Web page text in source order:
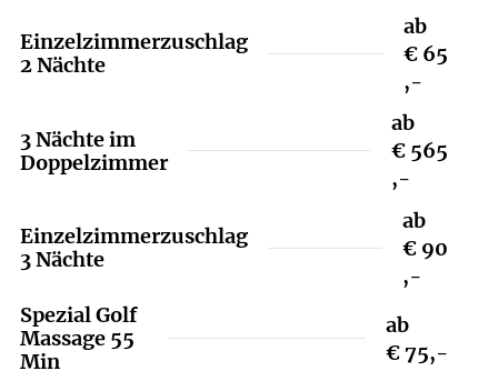
Einzelzimmerzuschlag
2 Nächte
ab
€ 65
,-
3 Nächte im
Doppelzimmer
ab
€ 565
,-
Einzelzimmerzuschlag
3 Nächte
ab
€ 90
,-
Spezial Golf
Massage 55
Min
ab
€ 75,-